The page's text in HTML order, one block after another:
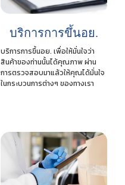
บริการการขึ้นอย.
บริการการขึ้นอย. เพื่อให้มั่นใจว่า
สินค้าของท่านนั้นได้คุณภาพ ผ่าน
การตรวจสอบมาแล้วให้คุณได้มั่นใจ
ในกระบวนการต่างๆ ของทางเรา